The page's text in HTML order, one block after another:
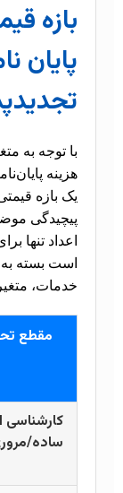
بازه
پایان
با توجه به
هزینه
یک بازه
پیچیدگی
اعداد تنها
است بسته به
خدمات،
مقطع
ساده/